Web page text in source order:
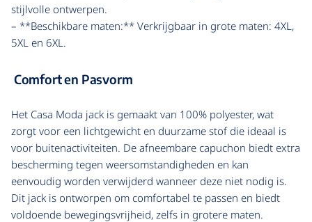
stijlvolle ontwerpen.
– **Beschikbare maten:** Verkrijgbaar in grote maten: 4XL,
5XL en 6XL.
Comfort en Pasvorm
Het Casa Moda jack is gemaakt van 100% polyester, wat
zorgt voor een lichtgewicht en duurzame stof die ideaal is
voor buitenactiviteiten. De afneembare capuchon biedt extra
bescherming tegen weersomstandigheden en kan
eenvoudig worden verwijderd wanneer deze niet nodig is.
Dit jack is ontworpen om comfortabel te passen en biedt
voldoende bewegingsvrijheid, zelfs in grotere maten.